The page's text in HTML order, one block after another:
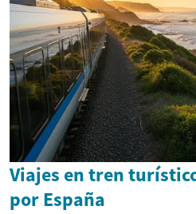
Viajes en tren
por España